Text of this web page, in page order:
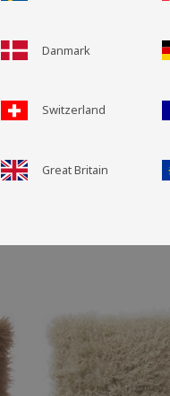
Danmark
Switzerland
Great Britain